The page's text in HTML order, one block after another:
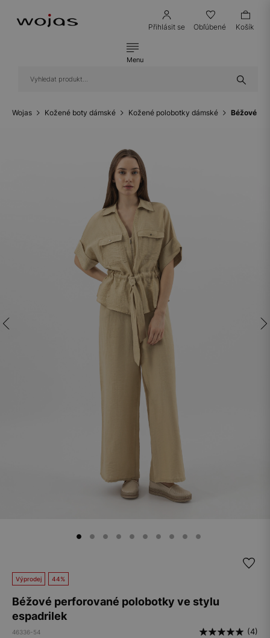
Přihlásit se Obľúbené Košík
Menu
Wojas Kožené boty dámské Kožené polobotky dámské Béžové
Výprodej 44%
Béžové perforované polobotky ve stylu
espadrilek
46336-54 (4)